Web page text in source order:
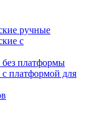
ручные
с
платформы
платформой для